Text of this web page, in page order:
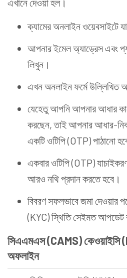
এখানে দেওয়া হল।
ক্যামের অনলাইন ওয়েবসাইটে
আপনার ইমেল অ্যাড্রেস এবং
লিখুন।
এখন অনলাইন ফর্মে উল্লিখিত
যেহেতু আপনি আপনার আধার
করছেন, তাই আপনার আধার-
একটি ওটিপি (OTP) পাঠানো
একবার ওটিপি (OTP)
আরও নথি প্রদান করতে হবে।
বিবরণ সফলভাবে জমা দেওয়ার
(KYC) স্থিতি সেইমত আপডেট
সিএএমএস (CAMS) কেওয়াইসি
অফলাইন